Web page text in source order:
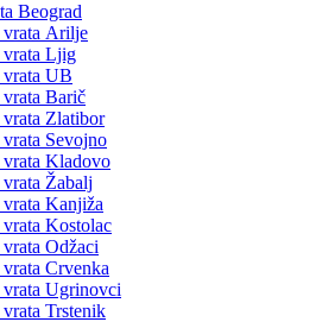
Beograd
vrata Arilje
vrata Ljig
vrata UB
vrata Barič
vrata Zlatibor
Sevojno
vrata Kladovo
Žabalj
vrata Kanjiža
Kostolac
Odžaci
Crvenka
vrata Ugrinovci
Trstenik